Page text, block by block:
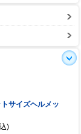
サイズヘルメッ
)